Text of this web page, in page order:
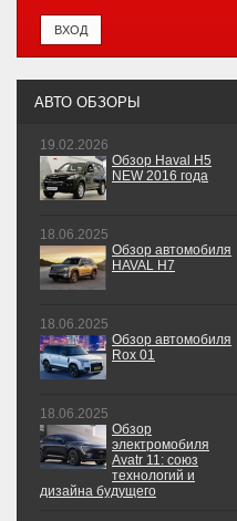
АВТО ОБЗОРЫ
19.02.2026
Обзор Haval H5
NEW 2016 года
18.06.2025
Обзор автомобиля
HAVAL H7
18.06.2025
Обзор автомобиля
Rox 01
18.06.2025
Обзор
электромобиля
Avatr 11: союз
технологий и
дизайна будущего